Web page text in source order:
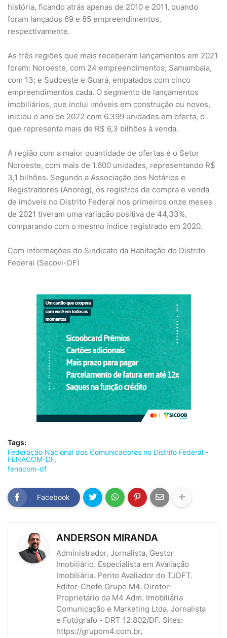
história, ficando atrás apenas de 2010 e 2011, quando
foram lançados 69 e 85 empreendimentos,
respectivamente.
As três regiões que mais receberam lançamentos em 2021
foram: Noroeste, com 24 empreendimentos; Samambaia,
com 13; e Sudoeste e Guará, empatados com cinco
empreendimentos cada. O segmento de lançamentos
imobiliários, que inclui imóveis em construção ou novos,
iniciou o ano de 2022 com 6.399 unidades em oferta, o
que representa mais de R$ 6,3 bilhões à venda.
A região com a maior quantidade de ofertas é o Setor
Noroeste, com mais de 1.600 unidades, representando R$
3,1 bilhões. Segundo a Associação dos Notários e
Registradores (Anoreg), os registros de compra e venda
de imóveis no Distrito Federal nos primeiros onze meses
de 2021 tiveram uma variação positiva de 44,33%,
comparando com o mesmo índice registrado em 2020.
Com informações do Sindicato da Habitação do Distrito
Federal (Secovi-DF)
Tags:
Federação Nacional dos Comunicadores no Distrito Federal -
FENACOM-DF
fenacom-df
Facebook
ANDERSON MIRANDA
Administrador, Jornalista, Gestor
Imobiliário. Especialista em Avaliação
Imobiliária. Perito Avaliador do TJDFT.
Editor-Chefe Grupo M4. Diretor-
Proprietário da M4 Adm. Imobiliária
Comunicação e Marketing Ltda. Jornalista
e Fotógrafo - DRT 12.802/DF. Sites:
https://grupom4.com.br,